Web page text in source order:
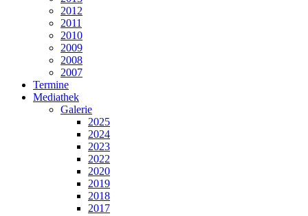
2012
2011
2010
2009
2008
2007
Termine
Mediathek
Galerie
2025
2024
2023
2022
2020
2019
2018
2017